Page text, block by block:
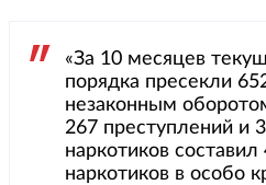
«За 10 месяцев
порядка пресекли
незаконным
267 преступлений и
наркотиков
наркотиков в особо